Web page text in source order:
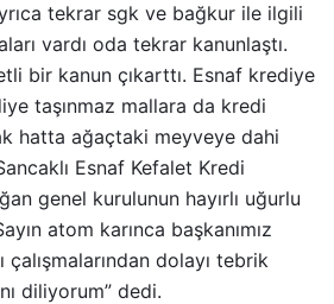
tekrar sgk ve bağkur ile ilgili
vardı oda tekrar kanunlaştı.
bir kanun çıkarttı. Esnaf krediye
taşınmaz mallara da kredi
hatta ağaçtaki meyveye dahi
Esnaf Kefalet Kredi
genel kurulunun hayırlı uğurlu
atom karınca başkanımız
çalışmalarından dolayı tebrik
diliyorum” dedi.